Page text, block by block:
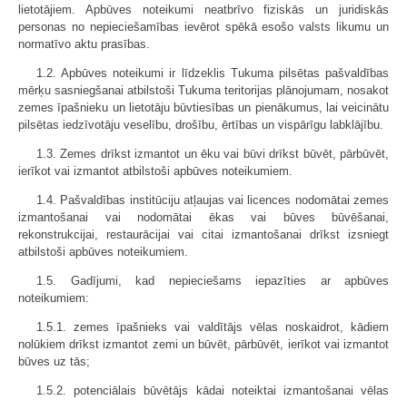
lietotājiem. Apbūves noteikumi neatbrīvo fiziskās un juridiskās
personas no nepieciešamības ievērot spēkā esošo valsts likumu un
normatīvo aktu prasības.
1.2. Apbūves noteikumi ir līdzeklis Tukuma pilsētas pašvaldības
mērķu sasniegšanai atbilstoši Tukuma teritorijas plānojumam, nosakot
zemes īpašnieku un lietotāju būvtiesības un pienākumus, lai veicinātu
pilsētas iedzīvotāju veselību, drošību, ērtības un vispārīgu labklājību.
1.3. Zemes drīkst izmantot un ēku vai būvi drīkst būvēt, pārbūvēt,
ierīkot vai izmantot atbilstoši apbūves noteikumiem.
1.4. Pašvaldības institūciju atļaujas vai licences nodomātai zemes
izmantošanai vai nodomātai ēkas vai būves būvēšanai,
rekonstrukcijai, restaurācijai vai citai izmantošanai drīkst izsniegt
atbilstoši apbūves noteikumiem.
1.5. Gadījumi, kad nepieciešams iepazīties ar apbūves
noteikumiem:
1.5.1. zemes īpašnieks vai valdītājs vēlas noskaidrot, kādiem
nolūkiem drīkst izmantot zemi un būvēt, pārbūvēt, ierīkot vai izmantot
būves uz tās;
1.5.2. potenciālais būvētājs kādai noteiktai izmantošanai vēlas